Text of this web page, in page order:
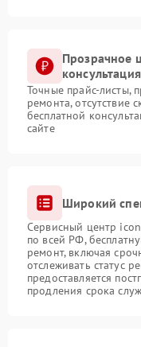
Прозрачное
консультация
Точные прайс-листы,
ремонта, отсутствие
бесплатной
сайте
Широкий
Сервисный центр
по всей РФ,
ремонт, включая
отслеживать статус
предоставляется
продления срока